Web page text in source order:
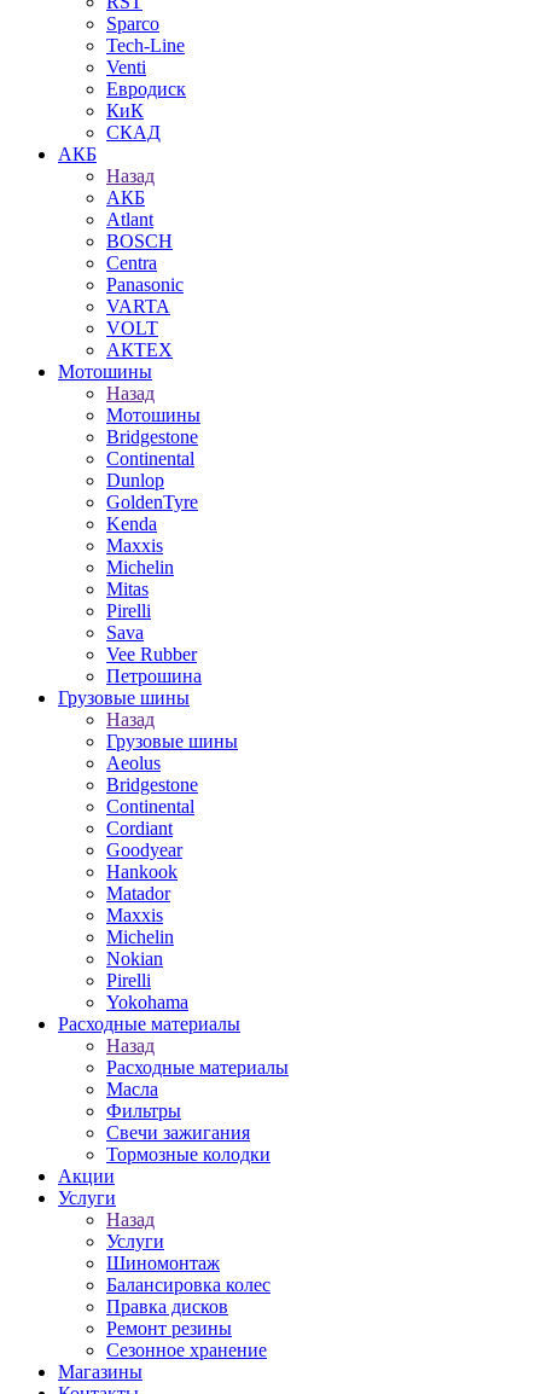
Sparco
Tech-Line
Venti
Евродиск
КиК
СКАД
АКБ
Назад
АКБ
Atlant
BOSCH
Centra
Panasonic
VARTA
VOLT
АКТЕХ
Мотошины
Назад
Мотошины
Bridgestone
Continental
Dunlop
GoldenTyre
Kenda
Maxxis
Michelin
Mitas
Pirelli
Sava
Vee Rubber
Петрошина
Грузовые шины
Назад
Грузовые шины
Aeolus
Bridgestone
Continental
Cordiant
Goodyear
Hankook
Matador
Maxxis
Michelin
Nokian
Pirelli
Yokohama
Расходные материалы
Назад
Расходные материалы
Масла
Фильтры
Свечи зажигания
Тормозные колодки
Акции
Услуги
Назад
Услуги
Шиномонтаж
Балансировка колес
Правка дисков
Ремонт резины
Сезонное хранение
Магазины